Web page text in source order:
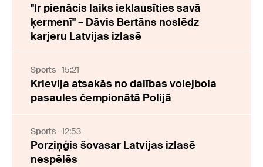
"Ir pienācis laiks ieklausīties savā
ķermenī" – Dāvis Bertāns noslēdz
karjeru Latvijas izlasē
Sports 15:21
Krievija atsakās no dalības volejbola
pasaules čempionātā Polijā
Sports 12:53
Porziņģis šovasar Latvijas izlasē
nespēlēs